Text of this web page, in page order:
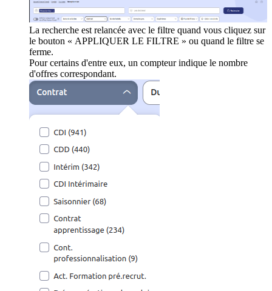
La recherche est relancée avec le filtre quand vous cliquez sur
le bouton « APPLIQUER LE FILTRE » ou quand le filtre se
ferme.
Pour certains d'entre eux, un compteur indique le nombre
d'offres correspondant.